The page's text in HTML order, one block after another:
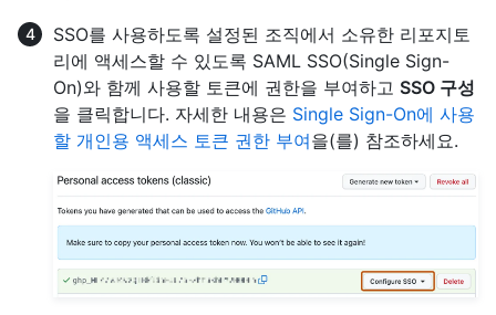
SSO를 사용하도록 설정된 조직에서 소유한 리포지토
리에 액세스할 수 있도록 SAML SSO(Single Sign-
On)와 함께 사용할 토큰에 권한을 부여하고 SSO 구성
을 클릭합니다. 자세한 내용은 Single Sign-On에 사용
할 개인용 액세스 토큰 권한 부여을(를) 참조하세요.